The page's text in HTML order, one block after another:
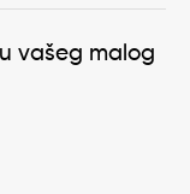
vašeg malog